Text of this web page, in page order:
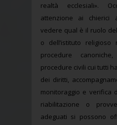
realtà ecclesiali».
attenzione ai chierici
vedere qual è il ruolo
o dell’istituto
procedure
procedure civili cui tutti
dei diritti,
monitoraggio e verifica
riabilitazione o
adeguati si possono